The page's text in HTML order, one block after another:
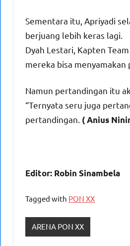
Sementara itu, Apriyadi
berjuang lebih keras lagi.
Dyah Lestari, Kapten
mereka bisa menyamakan
Namun pertandingan itu
“Ternyata seru juga
pertandingan. ( Anius
Editor: Robin Sinambela
Tagged with PON XX
ARENA PON XX